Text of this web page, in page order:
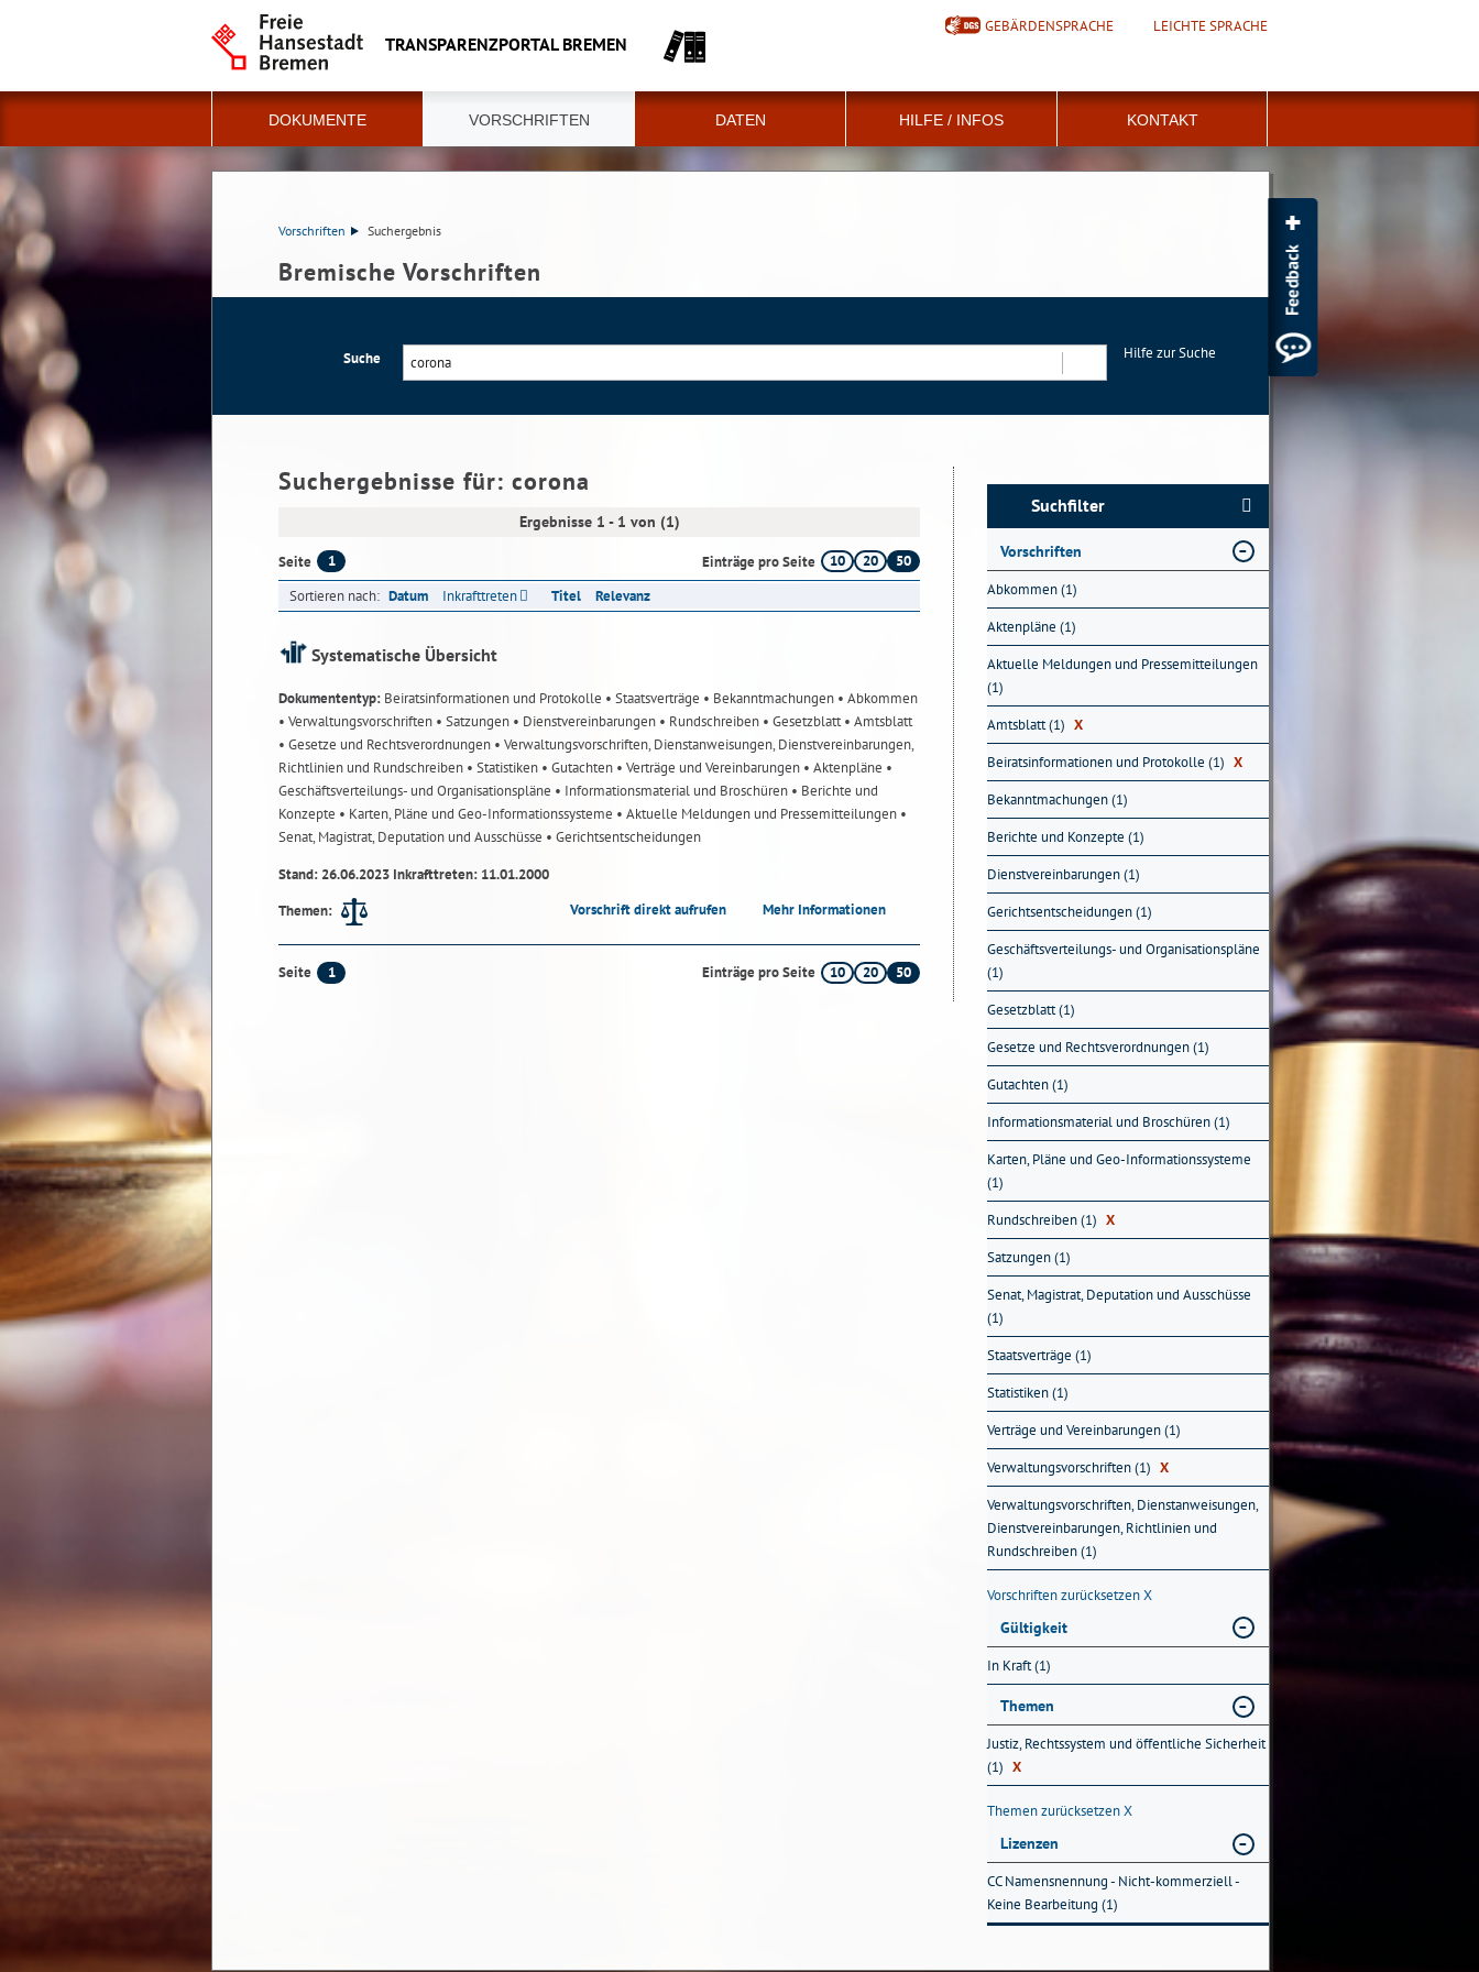
TRANSPARENZPORTAL BREMEN
GEBÄRDENSPRACHE LEICHTE SPRACHE
DOKUMENTE VORSCHRIFTEN DATEN HILFE / INFOS KONTAKT
Vorschriften Suchergebnis
Bremische Vorschriften
Suche
Hilfe zur Suche
Suchergebnisse für: corona
Ergebnisse 1 - 1 von (1)
Seite 1 Einträge pro Seite 10 20
50
Sortieren nach: Datum Inkrafttreten Titel Relevanz
Systematische Übersicht
Dokumententyp: Beiratsinformationen und Protokolle • Staatsverträge • Bekanntmachungen • Abkommen
• Verwaltungsvorschriften • Satzungen • Dienstvereinbarungen • Rundschreiben • Gesetzblatt• Amtsblatt
• Gesetze und Rechtsverordnungen • Verwaltungsvorschriften, Dienstanweisungen, Dienstvereinbarungen,
Richtlinien und Rundschreiben • Statistiken • Gutachten • Verträge und Vereinbarungen • Aktenpläne •
Geschäftsverteilungs- und Organisationspläne • Informationsmaterial und Broschüren • Berichte und
Konzepte • Karten, Pläne und Geo-Informationssysteme • Aktuelle Meldungen und Pressemitteilungen •
Senat, Magistrat, Deputation und Ausschüsse • Gerichtsentscheidungen
Stand: 26.06.2023 Inkrafttreten: 11.01.2000
Themen:
Vorschrift direkt aufrufen Mehr Informationen
Seite 1 Einträge pro Seite 10 20 50
Suchfilter
Vorschriften
Abkommen (1)
Aktenpläne (1)
Aktuelle Meldungen und Pressemitteilungen
(1)
Amtsblatt (1) X
Beiratsinformationen und Protokolle (1) X
Bekanntmachungen (1)
Berichte und Konzepte (1)
Dienstvereinbarungen (1)
Gerichtsentscheidungen (1)
Geschäftsverteilungs- und Organisationspläne
(1)
Gesetzblatt (1)
Gesetze und Rechtsverordnungen (1)
Gutachten (1)
Informationsmaterial und Broschüren (1)
Karten, Pläne und Geo-Informationssysteme
(1)
Rundschreiben (1) X
Satzungen (1)
Senat, Magistrat, Deputation und Ausschüsse
(1)
Staatsverträge (1)
Statistiken (1)
Verträge und Vereinbarungen (1)
Verwaltungsvorschriften (1) X
Verwaltungsvorschriften, Dienstanweisungen,
Dienstvereinbarungen, Richtlinien und
Rundschreiben (1)
Vorschriften zurücksetzenX
Gültigkeit
In Kraft (1)
Themen
Justiz, Rechtssystem und öffentliche Sicherheit
(1) X
Themen zurücksetzenX
Lizenzen
CC Namensnennung - Nicht-kommerziell -
Keine Bearbeitung (1)